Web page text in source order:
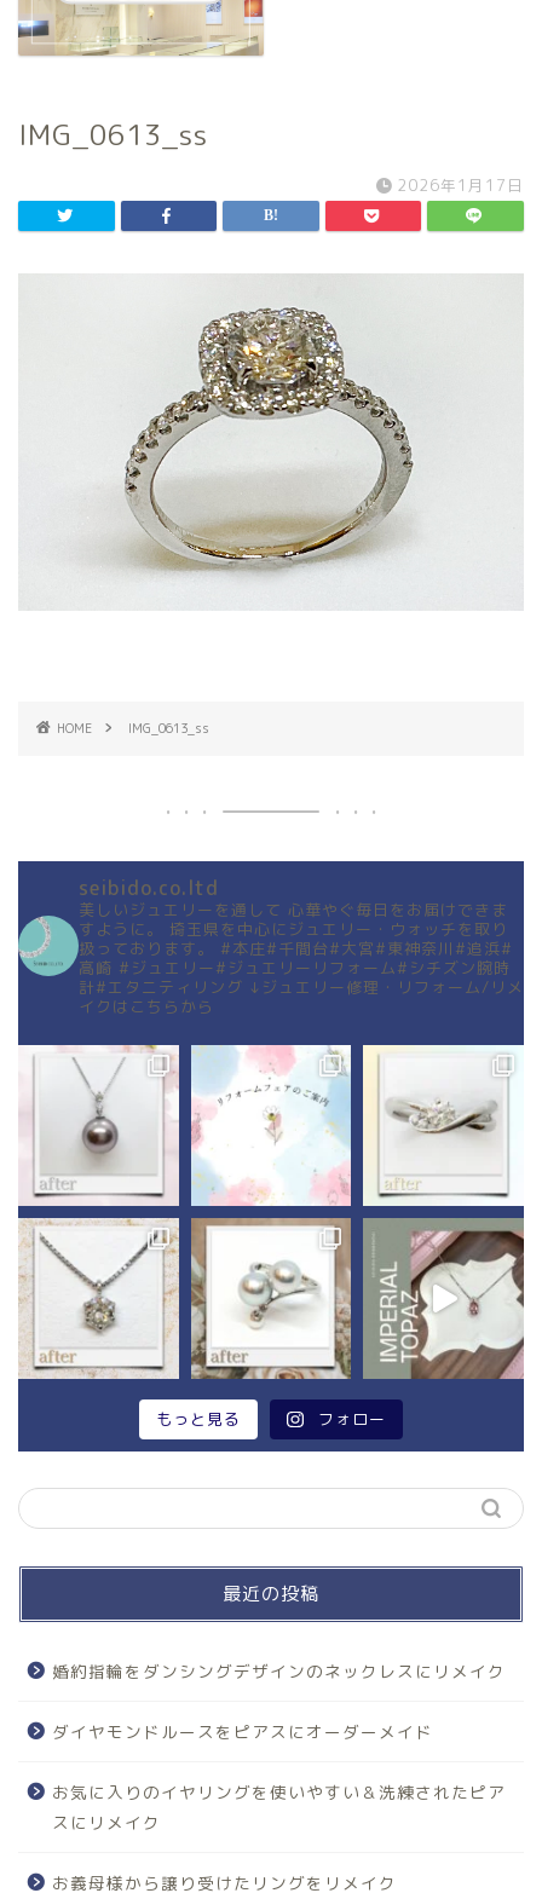
IMG_0613_ss
2026年1月17日
HOME IMG_0613_ss
seibido.co.ltd
美しいジュエリーを通して 心華やぐ毎日をお届けできま
すように。
埼玉県を中心にジュエリー・ウォッチを取り
扱っております。
#本庄#千間台#大宮#東神奈川#追浜#
高崎 #ジュエリー#ジュエリーリフォーム#シチズン腕時
計#エタニティリング ↓ジュエリー修理・リフォーム/リメ
イクはこちらから
もっと見る フォロー
最近の投稿
婚約指輪をダンシングデザインのネックレスにリメイク
ダイヤモンドルースをピアスにオーダーメイド
お気に入りのイヤリングを使いやすい＆洗練されたピア
スにリメイク
お義母様から譲り受けたリングをリメイク